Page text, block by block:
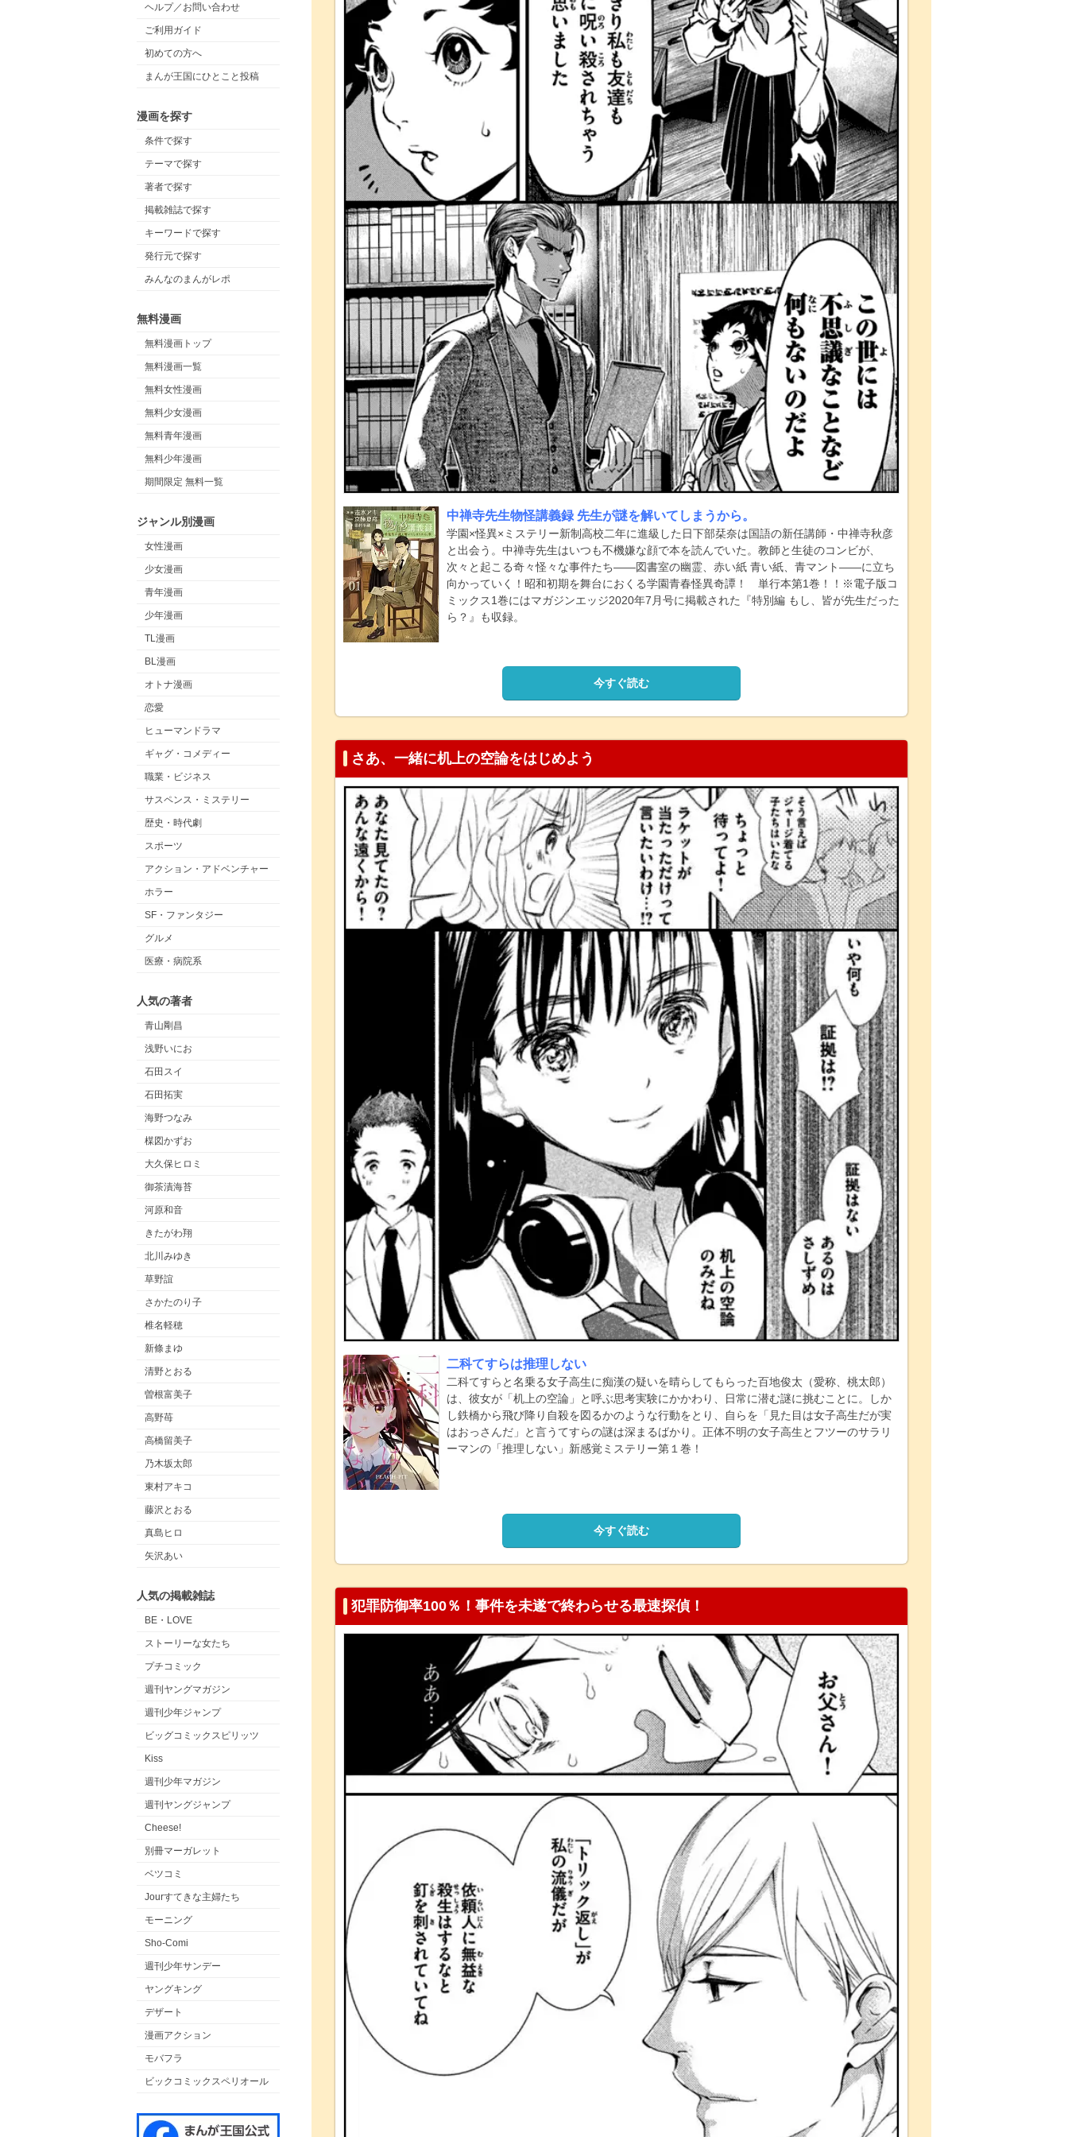
ヘルプ／お問い合わせ
ご利用ガイド
初めての方へ
まんが王国にひとこと投稿
漫画を探す
条件で探す
テーマで探す
著者で探す
掲載雑誌で探す
キーワードで探す
発行元で探す
みんなのまんがレポ
無料漫画
無料漫画トップ
無料漫画一覧
無料女性漫画
無料少女漫画
無料青年漫画
無料少年漫画
期間限定 無料一覧
ジャンル別漫画
女性漫画
少女漫画
青年漫画
少年漫画
TL漫画
BL漫画
オトナ漫画
恋愛
ヒューマンドラマ
ギャグ・コメディー
職業・ビジネス
サスペンス・ミステリー
歴史・時代劇
スポーツ
アクション・アドベンチャー
ホラー
SF・ファンタジー
グルメ
医療・病院系
人気の著者
青山剛昌
浅野いにお
石田スイ
石田拓実
海野つなみ
楳図かずお
大久保ヒロミ
御茶漬海苔
河原和音
きたがわ翔
北川みゆき
草野誼
さかたのり子
椎名軽穂
新條まゆ
清野とおる
曽根富美子
高野苺
高橋留美子
乃木坂太郎
東村アキコ
藤沢とおる
真島ヒロ
矢沢あい
人気の掲載雑誌
BE・LOVE
ストーリーな女たち
プチコミック
週刊ヤングマガジン
週刊少年ジャンプ
ビッグコミックスピリッツ
Kiss
週刊少年マガジン
週刊ヤングジャンプ
Cheese!
別冊マーガレット
ベツコミ
Jourすてきな主婦たち
モーニング
Sho-Comi
週刊少年サンデー
ヤングキング
デザート
漫画アクション
モバフラ
ビックコミックスペリオール
中禅寺先生物怪講義録 先生が謎を解いてしまうから。
学園×怪異×ミステリー新制高校二年に進級した日下部栞奈は国語の新任講師・中禅寺秋彦
と出会う。中禅寺先生はいつも不機嫌な顔で本を読んでいた。教師と生徒のコンビが、
次々と起こる奇々怪々な事件たち――図書室の幽霊、赤い紙 青い紙、青マント――に立ち
向かっていく！昭和初期を舞台におくる学園青春怪異奇譚！ 単行本第1巻！！※電子版コ
ミックス1巻にはマガジンエッジ2020年7月号に掲載された『特別編 もし、皆が先生だった
ら？』も収録。
今すぐ読む
さあ、一緒に机上の空論をはじめよう
二科てすらは推理しない
二科てすらと名乗る女子高生に痴漢の疑いを晴らしてもらった百地俊太（愛称、桃太郎）
は、彼女が「机上の空論」と呼ぶ思考実験にかかわり、日常に潜む謎に挑むことに。しか
し鉄橋から飛び降り自殺を図るかのような行動をとり、自らを「見た目は女子高生だが実
はおっさんだ」と言うてすらの謎は深まるばかり。正体不明の女子高生とフツーのサラリ
ーマンの「推理しない」新感覚ミステリー第１巻！
今すぐ読む
犯罪防御率100％！事件を未遂で終わらせる最速探偵！